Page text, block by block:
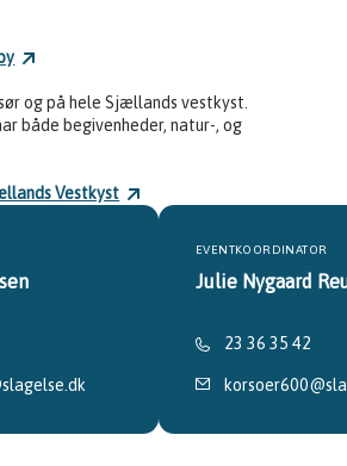
og på hele Sjællands vestkyst.
både begivenheder, natur-, og
Vestkyst
EVENTKOORDINATOR
Julie Nygaard
23 36 35 42